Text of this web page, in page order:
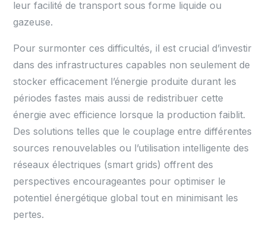
leur facilité de transport sous forme liquide ou
gazeuse.
Pour surmonter ces difficultés, il est crucial d’investir
dans des infrastructures capables non seulement de
stocker efficacement l’énergie produite durant les
périodes fastes mais aussi de redistribuer cette
énergie avec efficience lorsque la production faiblit.
Des solutions telles que le couplage entre différentes
sources renouvelables ou l’utilisation intelligente des
réseaux électriques (smart grids) offrent des
perspectives encourageantes pour optimiser le
potentiel énergétique global tout en minimisant les
pertes.